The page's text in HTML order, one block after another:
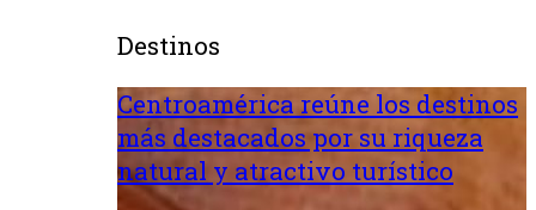
Destinos
Centroamérica reúne los destinos
más destacados por su riqueza
natural y atractivo turístico